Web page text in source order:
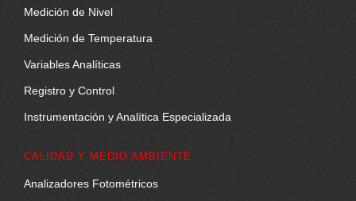
Medición de Nivel
Medición de Temperatura
Variables Analíticas
Registro y Control
Instrumentación y Analítica Especializada
CALIDAD Y MEDIO AMBIENTE
Analizadores Fotométricos